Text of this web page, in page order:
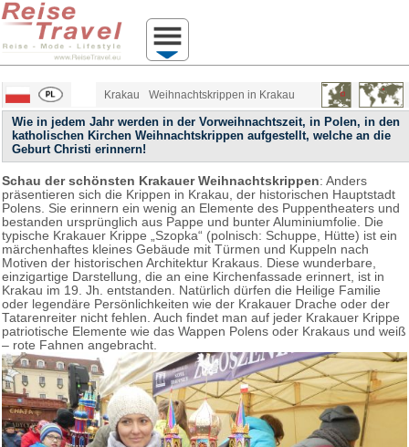
Krakau Weihnachtskrippen in Krakau
Wie in jedem Jahr werden in der Vorweihnachtszeit, in Polen, in den
katholischen Kirchen Weihnachtskrippen aufgestellt, welche an die
Geburt Christi erinnern!
Schau der schönsten Krakauer Weihnachtskrippen: Anders
präsentieren sich die Krippen in Krakau, der historischen Hauptstadt
Polens. Sie erinnern ein wenig an Elemente des Puppentheaters und
bestanden ursprünglich aus Pappe und bunter Aluminiumfolie. Die
typische Krakauer Krippe „Szopka“ (polnisch: Schuppe, Hütte) ist ein
märchenhaftes kleines Gebäude mit Türmen und Kuppeln nach
Motiven der historischen Architektur Krakaus. Diese wunderbare,
einzigartige Darstellung, die an eine Kirchenfassade erinnert, ist in
Krakau im 19. Jh. entstanden. Natürlich dürfen die Heilige Familie
oder legendäre Persönlichkeiten wie der Krakauer Drache oder der
Tatarenreiter nicht fehlen. Auch findet man auf jeder Krakauer Krippe
patriotische Elemente wie das Wappen Polens oder Krakaus und weiß
– rote Fahnen angebracht.